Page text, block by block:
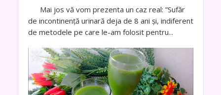
Mai jos vă vom prezenta un caz real: ”Sufăr
de incontinență urinară deja de 8 ani și, indiferent
de metodele pe care le-am folosit pentru...